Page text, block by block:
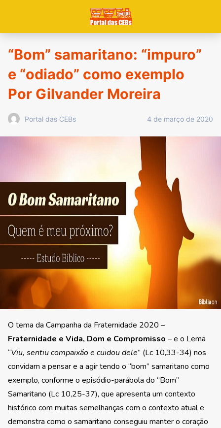
“Bom” samaritano: “impuro”
e “odiado” como exemplo
Por Gilvander Moreira
Portal das CEBs 4 de março de 2020
O tema da Campanha da Fraternidade 2020 –
Fraternidade e Vida, Dom e Compromisso – e o Lema
“Viu, sentiu compaixão e cuidou dele” (Lc 10,33-34) nos
convidam a pensar e a agir tendo o “bom” samaritano como
exemplo, conforme o episódio-parábola do “Bom”
Samaritano (Lc 10,25-37), que apresenta um contexto
histórico com muitas semelhanças com o contexto atual e
demonstra como o samaritano conseguiu manter o coração